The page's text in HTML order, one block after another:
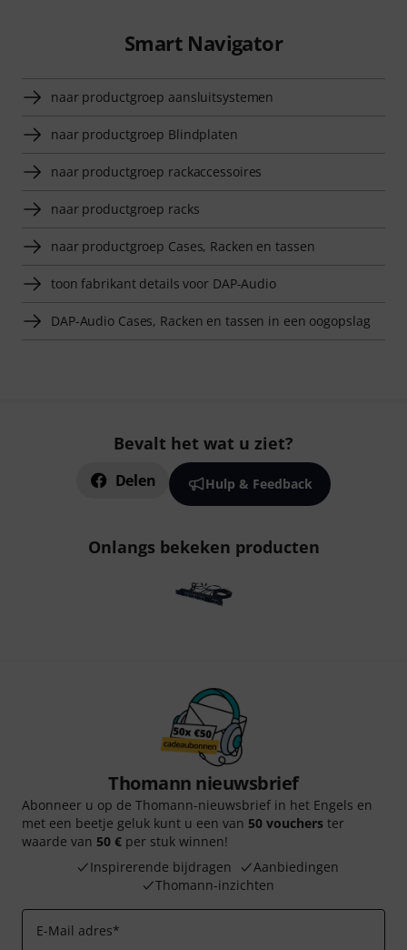
Smart Navigator
naar productgroep aansluitsystemen
naar productgroep Blindplaten
naar productgroep rackaccessoires
naar productgroep racks
naar productgroep Cases, Racken en tassen
toon fabrikant details voor DAP-Audio
DAP-Audio Cases, Racken en tassen in een oogopslag
Bevalt het wat u ziet?
Delen Hulp & Feedback
Onlangs bekeken producten
Thomann nieuwsbrief
Abonneer u op de Thomann-nieuwsbrief in het Engels en
met een beetje geluk kunt u een van 50 vouchers ter
waarde van 50 € per stuk winnen!
Inspirerende bijdragen
Aanbiedingen
Thomann-inzichten
E-Mail adres*